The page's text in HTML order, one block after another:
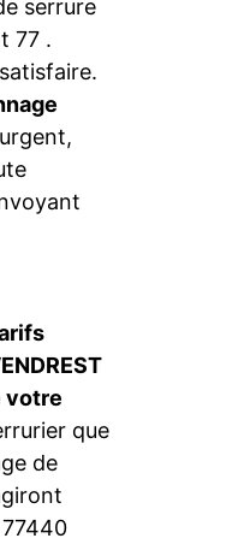
serrure
77 .
votre
que
de